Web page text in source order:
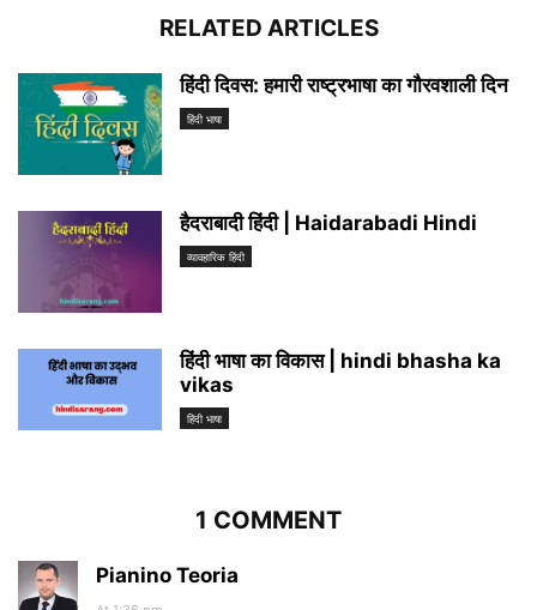
RELATED ARTICLES
हिंदी दिवस: हमारी राष्ट्रभाषा का गौरवशाली दिन
हिंदी भाषा
हैदराबादी हिंदी | Haidarabadi Hindi
व्यावहारिक हिंदी
हिंदी भाषा का विकास | hindi bhasha ka
vikas
हिंदी भाषा
1 COMMENT
Pianino Teoria